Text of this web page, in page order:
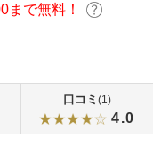
まで無料！
口コミ (1)
4.0